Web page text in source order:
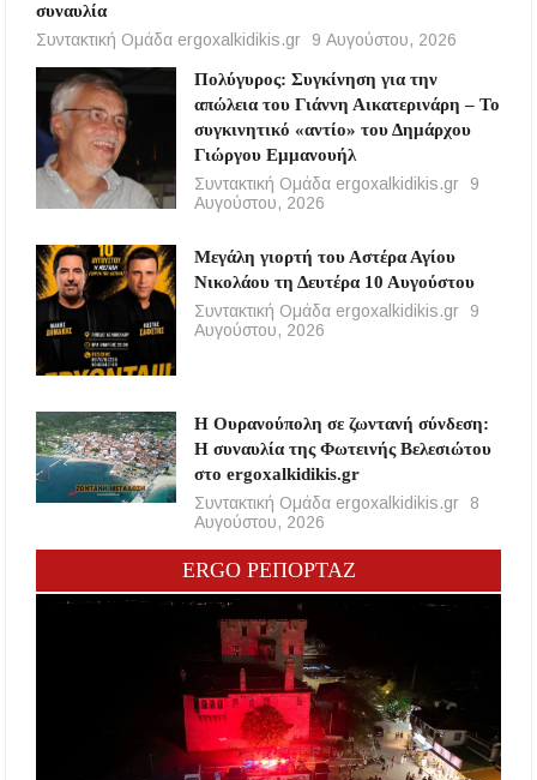
συναυλία
Συντακτική Ομάδα ergoxalkidikis.gr
9 Αυγούστου, 2026
Πολύγυρος: Συγκίνηση για την
απώλεια του Γιάννη Αικατερινάρη – Το
συγκινητικό «αντίο» του Δημάρχου
Γιώργου Εμμανουήλ
Συντακτική Ομάδα ergoxalkidikis.gr
9
Αυγούστου, 2026
Μεγάλη γιορτή του Αστέρα Αγίου
Νικολάου τη Δευτέρα 10 Αυγούστου
Συντακτική Ομάδα ergoxalkidikis.gr
9
Αυγούστου, 2026
Η Ουρανούπολη σε ζωντανή σύνδεση:
Η συναυλία της Φωτεινής Βελεσιώτου
στο ergoxalkidikis.gr
Συντακτική Ομάδα ergoxalkidikis.gr
8
Αυγούστου, 2026
ERGO ΡΕΠΟΡΤΑΖ